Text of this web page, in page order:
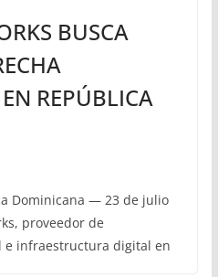
BUSCA
REPÚBLICA
Dominicana — 23 de julio
proveedor de
e infraestructura digital en